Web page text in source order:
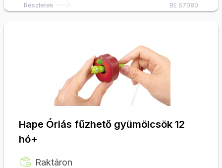
Részletek BE 67080
Hape Óriás fűzhető gyümölcsök 12
hó+
Raktáron